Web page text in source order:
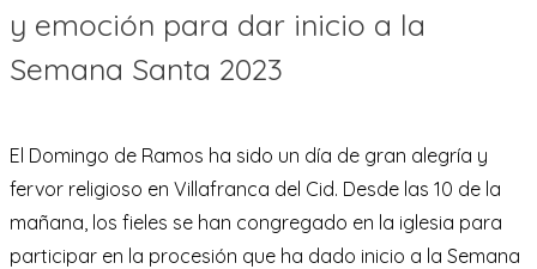
y emoción para dar inicio a la
Semana Santa 2023
El Domingo de Ramos ha sido un día de gran alegría y
fervor religioso en Villafranca del Cid. Desde las 10 de la
mañana, los fieles se han congregado en la iglesia para
participar en la procesión que ha dado inicio a la Semana